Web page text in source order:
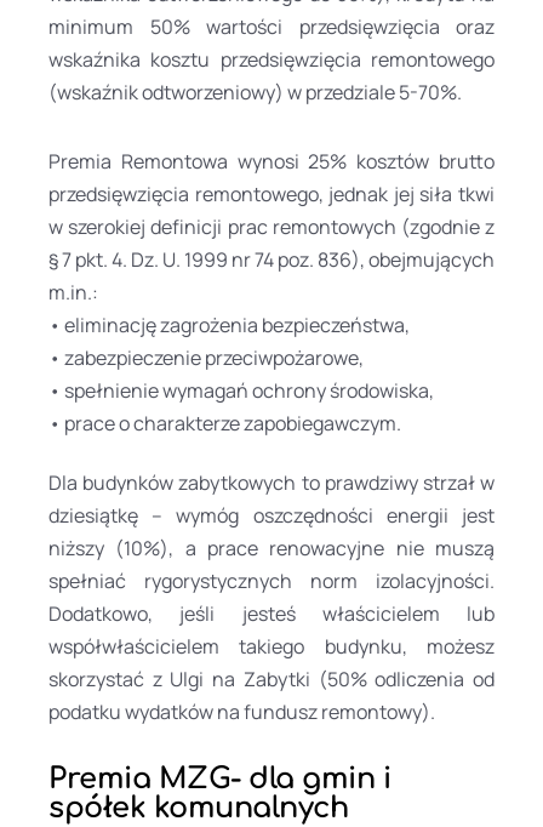
minimum 50% wartości przedsięwzięcia oraz
wskaźnika kosztu przedsięwzięcia remontowego
(wskaźnik odtworzeniowy) w przedziale 5-70%.
Premia Remontowa wynosi 25% kosztów brutto
przedsięwzięcia remontowego, jednak jej siła tkwi
w szerokiej definicji prac remontowych (zgodnie z
§ 7 pkt. 4. Dz. U. 1999 nr 74 poz. 836), obejmujących
m.in.:
• eliminację zagrożenia bezpieczeństwa,
• zabezpieczenie przeciwpożarowe,
• spełnienie wymagań ochrony środowiska,
• prace o charakterze zapobiegawczym.
Dla budynków zabytkowych to prawdziwy strzał w
dziesiątkę – wymóg oszczędności energii jest
niższy (10%), a prace renowacyjne nie muszą
spełniać rygorystycznych norm izolacyjności.
Dodatkowo, jeśli jesteś właścicielem lub
współwłaścicielem takiego budynku, możesz
skorzystać z Ulgi na Zabytki (50% odliczenia od
podatku wydatków na fundusz remontowy).
Premia MZG- dla gmin i
spółek komunalnych